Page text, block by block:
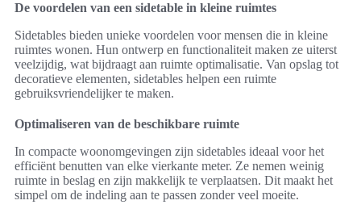
De voordelen van een sidetable in kleine ruimtes
Sidetables bieden unieke voordelen voor mensen die in kleine
ruimtes wonen. Hun ontwerp en functionaliteit maken ze uiterst
veelzijdig, wat bijdraagt aan ruimte optimalisatie. Van opslag tot
decoratieve elementen, sidetables helpen een ruimte
gebruiksvriendelijker te maken.
Optimaliseren van de beschikbare ruimte
In compacte woonomgevingen zijn sidetables ideaal voor het
efficiënt benutten van elke vierkante meter. Ze nemen weinig
ruimte in beslag en zijn makkelijk te verplaatsen. Dit maakt het
simpel om de indeling aan te passen zonder veel moeite.